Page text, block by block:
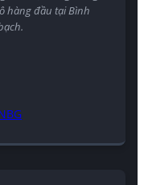
hàng đầu tại Bình